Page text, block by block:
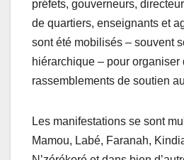
préfets, gouverneurs,
de quartiers, enseignants et
sont été mobilisés – souvent
hiérarchique – pour organiser
rassemblements de soutien
Les manifestations se sont
Mamou, Labé, Faranah,